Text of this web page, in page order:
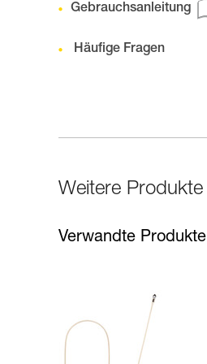
Gebrauchsanleitung
Häufige Fragen
Weitere Produkte
Verwandte Produkte